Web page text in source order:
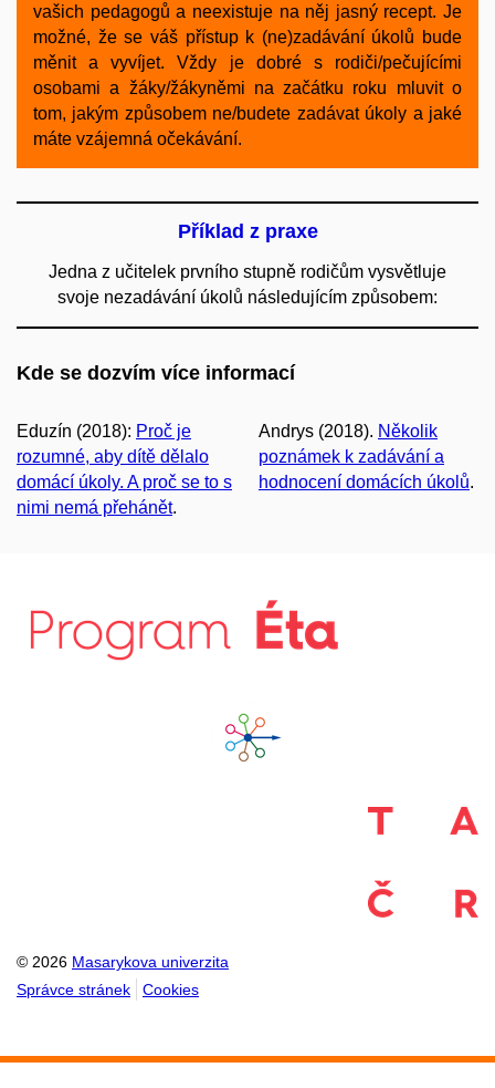
vašich pedagogů a neexistuje na něj jasný recept. Je
možné, že se váš přístup k (ne)zadávání úkolů bude
měnit a vyvíjet. Vždy je dobré s rodiči/pečujícími
osobami a žáky/žákyněmi na začátku roku mluvit o
tom, jakým způsobem ne/budete zadávat úkoly a jaké
máte vzájemná očekávání.
Příklad z praxe
Jedna z učitelek prvního stupně rodičům vysvětluje
svoje nezadávání úkolů následujícím způsobem:
Kde se dozvím více informací
Eduzín (2018): Proč je
rozumné, aby dítě dělalo
domácí úkoly. A proč se to s
nimi nemá přehánět.
Andrys (2018). Několik
poznámek k zadávání a
hodnocení domácích úkolů.
© 2026 Masarykova univerzita
Správce stránek
Cookies